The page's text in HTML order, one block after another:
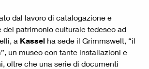
dal lavoro di catalogazione e
del patrimonio culturale tedesco ad
a Kassel ha sede il Grimmswelt, “il
un museo con tante installazioni e
oltre che una serie di documenti